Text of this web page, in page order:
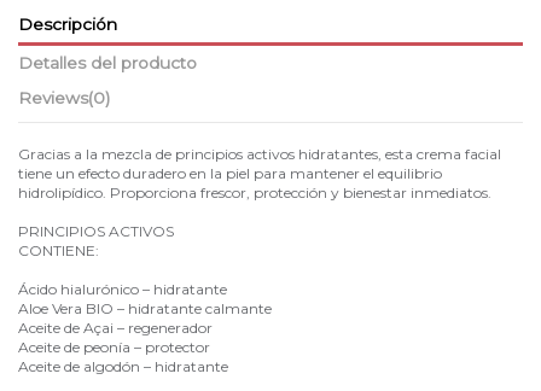
Descripción
Detalles del producto
Reviews(0)
Gracias a la mezcla de principios activos hidratantes, esta crema facial
tiene un efecto duradero en la piel para mantener el equilibrio
hidrolipídico. Proporciona frescor, protección y bienestar inmediatos.
PRINCIPIOS ACTIVOS
CONTIENE:
Ácido hialurónico – hidratante
Aloe Vera BIO – hidratante calmante
Aceite de Açai – regenerador
Aceite de peonía – protector
Aceite de algodón – hidratante